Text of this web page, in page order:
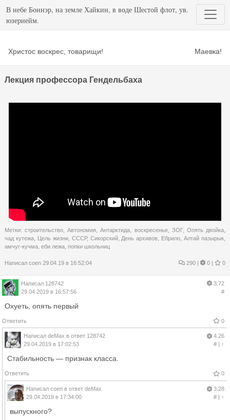
В небе Боннэр, на земле Хайкин, в воде Шестой флот, ув.
юзернейм.
Христос воскрес, товарищи! Маевка!
Лекция профессора Гендельбаха
Метки:строительство ,Автономия ,Антарктида воскресенье, ЗОГ, Опять двойка
чад кутежа, Цель жизни, СССР, Сикорский, День архивов Ебрило ,Алтай пазырык
амчуг-кучма еби лежа попки школьниц
Написал coen 29.04.19 в 16:52:04 290 | 0 | 0
Написал 128742
29.04.2019 в 16:57:56
3.72
#
Охуеть, опять первый
Ответить 0
Написал deMax в ответ 128742
29.04.2019 в 17:02:53
4.26
#| ↑
Стабильность — признак класса.
Ответить 0
Написал coen в ответ deMax
29.04.2019 в 17:34:00
3.28
#| ↑
выпускного?